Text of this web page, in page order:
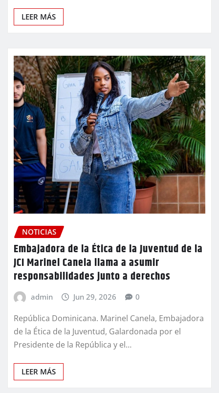
LEER MÁS
NOTICIAS
Embajadora de la Ética de la Juventud de la
JCI Marinel Canela llama a asumir
responsabilidades junto a derechos
admin Jun 29, 2026 0
República Dominicana. Marinel Canela, Embajadora
de la Ética de la Juventud, Galardonada por el
Presidente de la República y el…
LEER MÁS